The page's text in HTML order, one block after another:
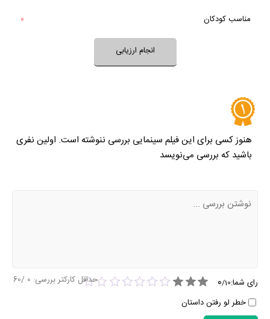
نظر خود را ثبت کنید
مناسب کودکان
0
انجام ارزیابی
هنوز کسی برای این فیلم سینمایی بررسی ننوشته است. اولین نفری
باشید که بررسی می‌نویسد
رای شما: 0/10
خطر لو رفتن داستان
حداقل کارکتر بررسی: 0
/60